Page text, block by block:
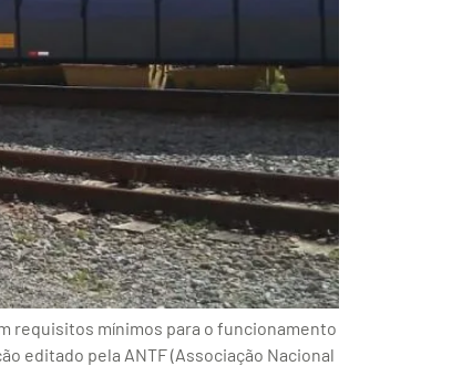
requisitos mínimos para o funcionamento
editado pela ANTF (Associação Nacional